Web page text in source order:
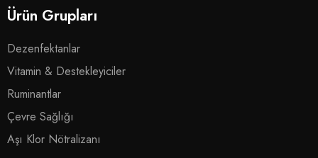
Ürün Grupları
Dezenfektanlar
Vitamin & Destekleyiciler
Ruminantlar
Çevre Sağlığı
Aşı Klor Nötralizanı